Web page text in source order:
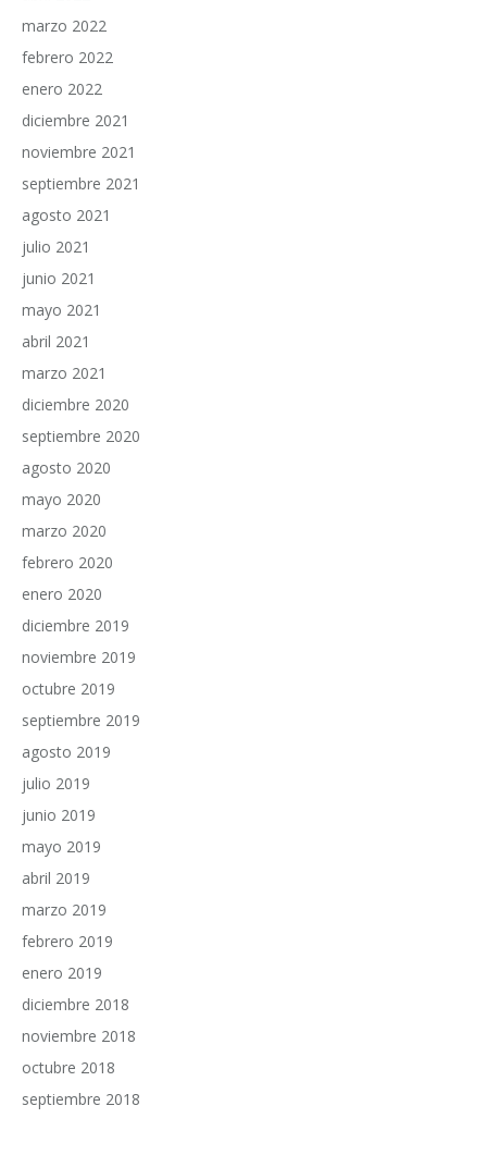
marzo 2022
febrero 2022
enero 2022
diciembre 2021
noviembre 2021
septiembre 2021
agosto 2021
julio 2021
junio 2021
mayo 2021
abril 2021
marzo 2021
diciembre 2020
septiembre 2020
agosto 2020
mayo 2020
marzo 2020
febrero 2020
enero 2020
diciembre 2019
noviembre 2019
octubre 2019
septiembre 2019
agosto 2019
julio 2019
junio 2019
mayo 2019
abril 2019
marzo 2019
febrero 2019
enero 2019
diciembre 2018
noviembre 2018
octubre 2018
septiembre 2018